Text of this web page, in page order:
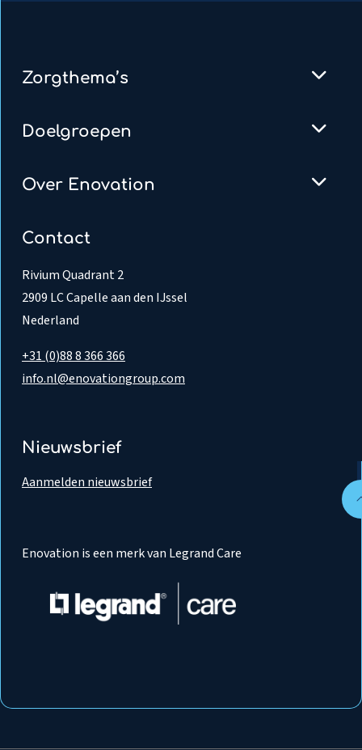
Zorgthema’s
Doelgroepen
Over Enovation
Contact
Rivium Quadrant 2
2909 LC Capelle aan den IJssel
Nederland
+31 (0)88 8 366 366
info.nl@enovationgroup.com
Nieuwsbrief
Aanmelden nieuwsbrief
Enovation is een merk van Legrand Care